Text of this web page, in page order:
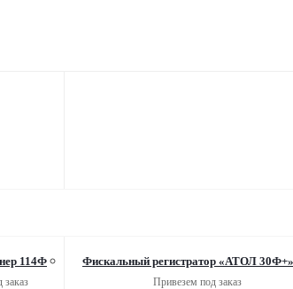
114Ф
заказ
Фискальный регистратор «АТОЛ 30Ф+»
Привезем под заказ